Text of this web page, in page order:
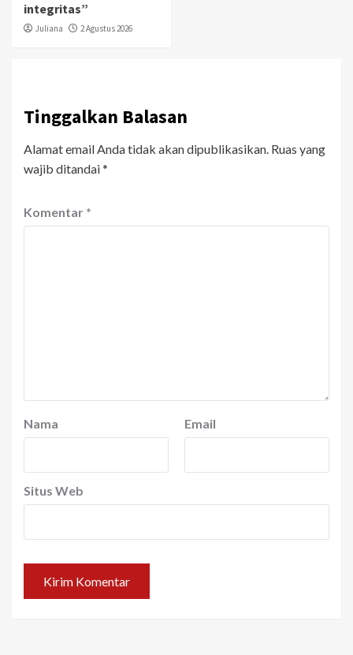
integritas”
Juliana 2 Agustus 2026
Tinggalkan Balasan
Alamat email Anda tidak akan dipublikasikan. Ruas yang
wajib ditandai*
Komentar *
Nama Email
Situs Web